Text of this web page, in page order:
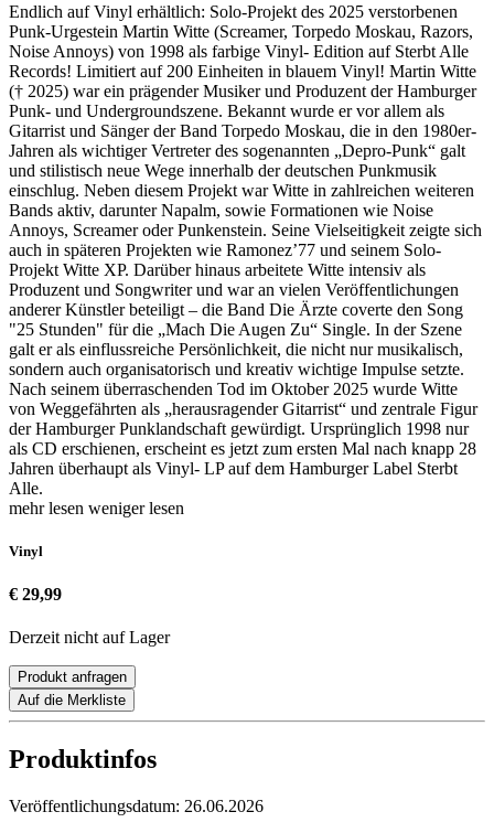
Endlich auf Vinyl erhältlich: Solo-Projekt des 2025 verstorbenen
Punk-Urgestein Martin Witte (Screamer, Torpedo Moskau, Razors,
Noise Annoys) von 1998 als farbige Vinyl- Edition auf Sterbt Alle
Records! Limitiert auf 200 Einheiten in blauem Vinyl! Martin Witte
(† 2025) war ein prägender Musiker und Produzent der Hamburger
Punk- und Undergroundszene. Bekannt wurde er vor allem als
Gitarrist und Sänger der Band Torpedo Moskau, die in den 1980er-
Jahren als wichtiger Vertreter des sogenannten „Depro-Punk“ galt
und stilistisch neue Wege innerhalb der deutschen Punkmusik
einschlug. Neben diesem Projekt war Witte in zahlreichen weiteren
Bands aktiv, darunter Napalm, sowie Formationen wie Noise
Annoys, Screamer oder Punkenstein. Seine Vielseitigkeit zeigte sich
auch in späteren Projekten wie Ramonez’77 und seinem Solo-
Projekt Witte XP. Darüber hinaus arbeitete Witte intensiv als
Produzent und Songwriter und war an vielen Veröffentlichungen
anderer Künstler beteiligt – die Band Die Ärzte coverte den Song
"25 Stunden" für die „Mach Die Augen Zu“ Single. In der Szene
galt er als einflussreiche Persönlichkeit, die nicht nur musikalisch,
sondern auch organisatorisch und kreativ wichtige Impulse setzte.
Nach seinem überraschenden Tod im Oktober 2025 wurde Witte
von Weggefährten als „herausragender Gitarrist“ und zentrale Figur
der Hamburger Punklandschaft gewürdigt. Ursprünglich 1998 nur
als CD erschienen, erscheint es jetzt zum ersten Mal nach knapp 28
Jahren überhaupt als Vinyl- LP auf dem Hamburger Label Sterbt
Alle.
mehr lesen weniger lesen
Vinyl
€ 29,99
Derzeit nicht auf Lager
Produkt anfragen
Auf die Merkliste
Produktinfos
Veröffentlichungsdatum: 26.06.2026